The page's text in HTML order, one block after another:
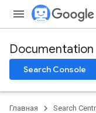
Documentation
Search Console
Главная Search